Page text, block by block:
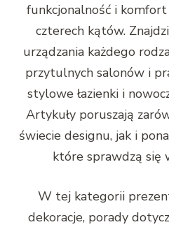
funkcjonalność i komfort
czterech kątów.
urządzania każdego
przytulnych salonów i
stylowe łazienki i
Artykuły poruszają
świecie designu, jak i
które sprawdzą się
W tej kategorii
dekoracje, porady